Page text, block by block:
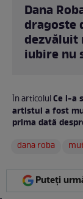
Dana
dragoste
dezvăluit
iubire nu
În articolulCe i-a
artistul a fost
prima dată
dana roba
Puteți